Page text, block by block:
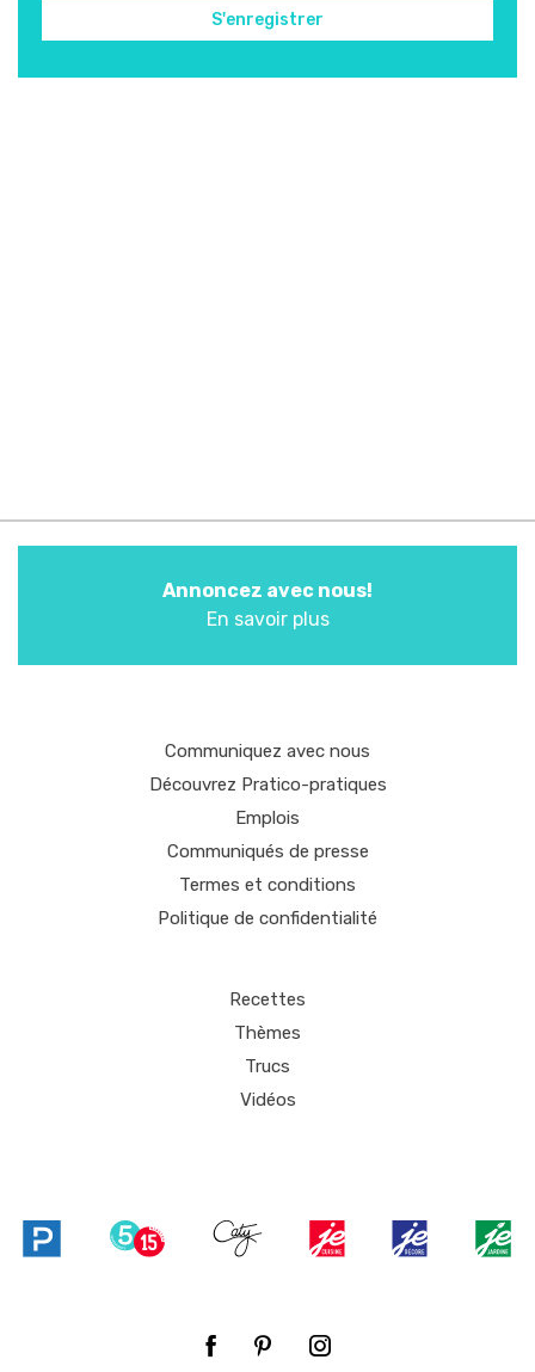
Annoncez avec nous!
En savoir plus
Communiquez avec nous
Découvrez Pratico-pratiques
Emplois
Communiqués de presse
Termes et conditions
Politique de confidentialité
Recettes
Thèmes
Trucs
Vidéos